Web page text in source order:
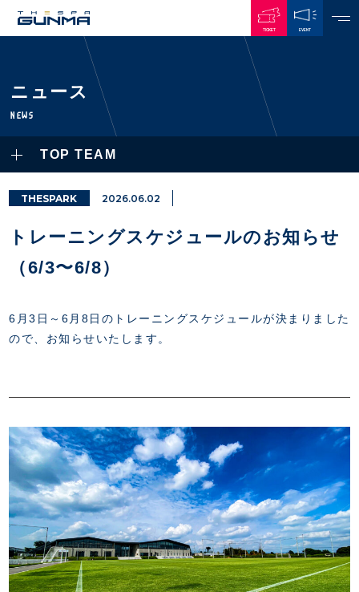
TICKET EVENT
TOP TEAM
ACADEMY
THESPARK
PLAYERS / STAFFS
選手・スタッフ一覧
・注意事項
・練習場マップ
GAMES
試合日程・結果
順位表
TICKETS
・前売・当日チケット
・発売日
・シーズンシート
・法人シーズンシート
GUIDE
スタジアムグルメ
会場周辺案内図
ホームイベント情報
初心者向けのガイダンス
運営サポートスタッフ募集
設営撤収応援隊募集
インデックス
グッズ
ザスパタイムズ
各SNS
マスコット
クラブアンバサダー
クラブパートナー
アシストパートナー
ザスパ応援店紹介
ホームタウン活動
スマイルキッズキャラバン
応援ベンダー設置のお願い
ふるさと納税
COMPANY
会社概要
拠点一覧
フィロソフィー
クラブについて（エンブレム・ロゴ等）
HISTORY
CHALLENGERS
ACADEMY
ニュース
NEWS
TOP TEAM
THESPARK 2026.06.02
トレーニングスケジュールのお知らせ
（6/3〜6/8）
6月3日～6月8日のトレーニングスケジュールが決まりました
ので、お知らせいたします。